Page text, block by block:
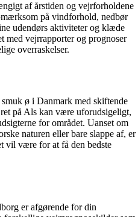
af årstiden og vejrforholdene
på vindforhold, nedbør
udendørs aktiviteter og klæde
med vejrrapporter og prognoser
overraskelser.
ø i Danmark med skiftende
på Als kan være uforudsigeligt,
for området. Uanset om
naturen eller bare slappe af, er
vil være for at få den bedste
er afgørende for din